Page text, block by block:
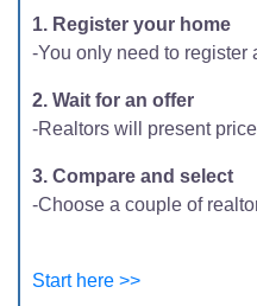
1. Register your home
-You only need to register
2. Wait for an offer
-Realtors will present
3. Compare and select
-Choose a couple of
Start here >>